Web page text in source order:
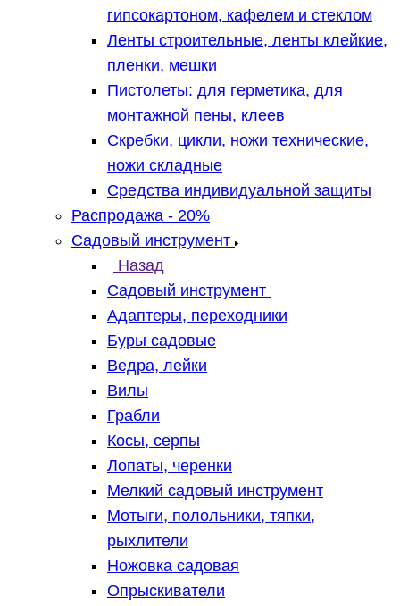
гипсокартоном, кафелем и стеклом
Ленты строительные, ленты клейкие,
пленки, мешки
Пистолеты: для герметика, для
монтажной пены, клеев
Скребки, цикли, ножи технические,
ножи складные
Средства индивидуальной защиты
Распродажа - 20%
Садовый инструмент
Назад
Садовый инструмент
Адаптеры, переходники
Буры садовые
Ведра, лейки
Вилы
Грабли
Косы, серпы
Лопаты, черенки
Мелкий садовый инструмент
Мотыги, полольники, тяпки,
рыхлители
Ножовка садовая
Опрыскиватели